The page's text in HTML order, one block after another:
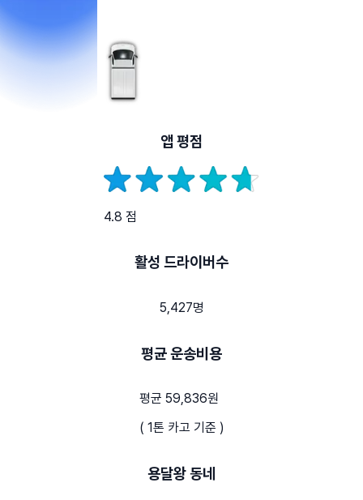
앱 평점
4.8 점
활성 드라이버수
5,427명
평균 운송비용
평균 59,836원
( 1톤 카고 기준 )
용달왕 동네